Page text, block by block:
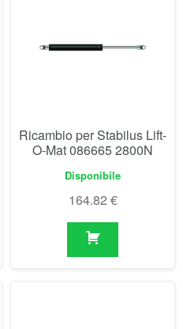
Ricambio per Stabilus Lift-
O-Mat 086665 2800N
Disponibile
164.82 €